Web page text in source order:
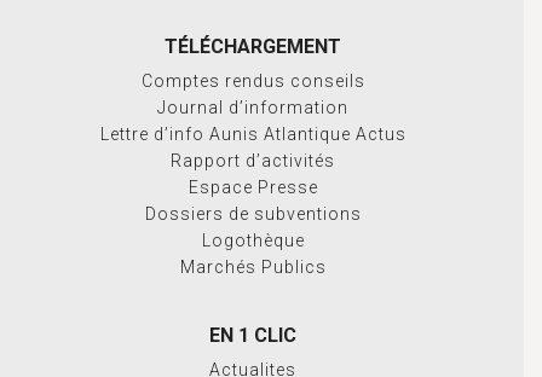
TÉLÉCHARGEMENT
Comptes rendus conseils
Journal d’information
Lettre d’info Aunis Atlantique Actus
Rapport d’activités
Espace Presse
Dossiers de subventions
Logothèque
Marchés Publics
EN 1 CLIC
Actualites